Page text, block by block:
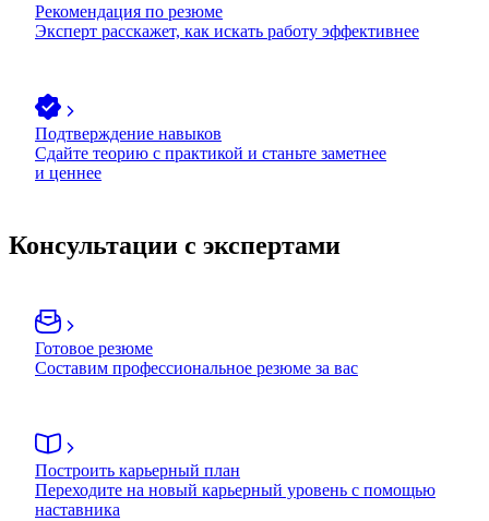
Рекомендация по резюме
Эксперт расскажет, как искать работу эффективнее
Подтверждение навыков
Сдайте теорию с практикой и станьте заметнее
и ценнее
Консультации с экспертами
Готовое резюме
Составим профессиональное резюме за вас
Построить карьерный план
Переходите на новый карьерный уровень с помощью
наставника